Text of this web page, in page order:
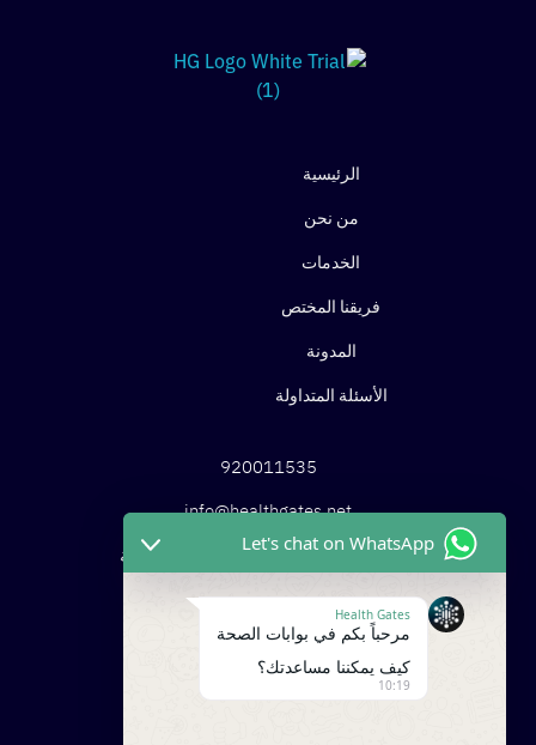
الرئيسية
من نحن
الخدمات
فريقنا المختص
المدونة
الأسئلة المتداولة
920011535
info@healthgates.net
الرياض – جدة، المملكة العربية السعودية
Let's chat on WhatsApp
Health Gates
مرحباً بكم في بوابات الصحة
كيف يمكننا مساعدتك؟
10:19